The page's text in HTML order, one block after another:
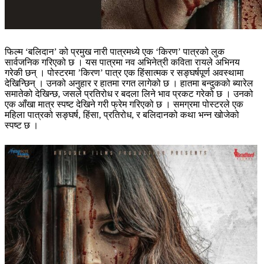
फिल्म ‘बलिदान’ को प्रमुख नारी पात्रमध्ये एक ‘किरण’ पात्रको लुक
सार्वजनिक गरिएको छ । यस पात्रमा नव अभिनेत्री कविता रायले अभिनय
गरेकी छन् । पोस्टरमा ’किरण’ पात्र एक हिंसात्मक र सङ्घर्षपूर्ण अवस्थामा
देखिन्छिन् । उनको अनुहार र हातमा रगत लागेको छ । हातमा बन्दुकको ब्यारेल
समातेको देखिन्छ, जसले प्रतिरोध र बदला लिने भाव प्रकट गरेको छ । उनको
एक आँखा मात्र स्पष्ट देखिने गरी फ्रेम गरिएको छ । समग्रमा पोस्टरले एक
महिला पात्रको सङ्घर्ष, हिंसा, प्रतिरोध, र बलिदानको कथा भन्न खोजेको
स्पष्ट छ ।